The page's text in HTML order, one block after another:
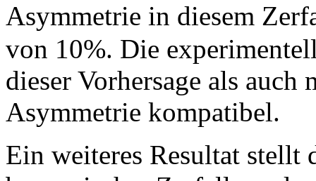
Asymmetrie in diesem
von 10%. Die
dieser Vorhersage als
Asymmetrie kompatibel.
Ein weiteres Resultat stellt